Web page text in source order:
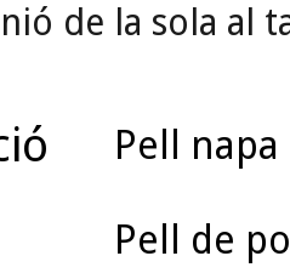
de la sola al
Pell
Pell de